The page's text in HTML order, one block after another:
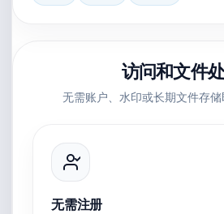
访问和文件
无需账户、水印或长期文件存储
无需注册